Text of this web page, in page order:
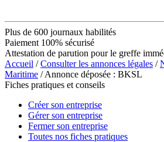
Plus de 600 journaux habilités
Paiement 100% sécurisé
Attestation de parution pour le greffe
Accueil /Consulter les annonces légales /
Maritime / Annonce déposée : BKSL
Fiches pratiques et conseils
Créer son entreprise
Gérer son entreprise
Fermer son entreprise
Toutes nos fiches pratiques